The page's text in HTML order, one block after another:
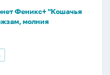
Феникс+ "Кошачья
молния